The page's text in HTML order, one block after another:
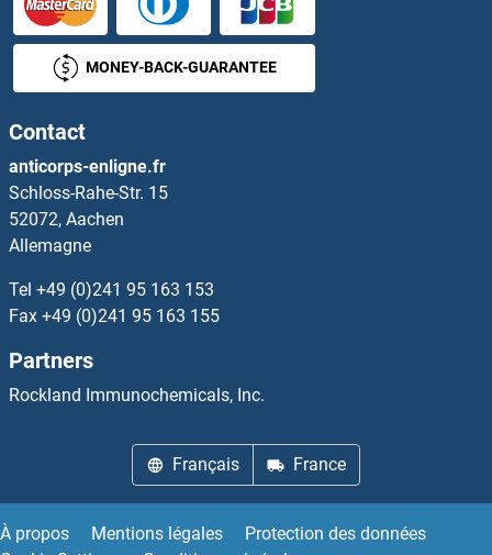
MONEY-BACK-GUARANTEE
Contact
anticorps-enligne.fr
Schloss-Rahe-Str. 15
52072, Aachen
Allemagne
Tel +49 (0)241 95 163 153
Fax +49 (0)241 95 163 155
Partners
Rockland Immunochemicals, Inc.
Français France
À propos Mentions légales
Protection des données